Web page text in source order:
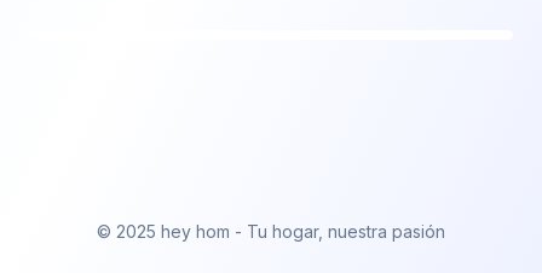
© 2025 hey hom - Tu hogar, nuestra pasión